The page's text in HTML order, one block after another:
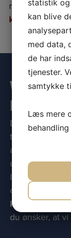
nærmere. Du
VI UDFØRER
BÅDE
Du kan trygt
arbejde af en
udfører alle
lige fra de helt
opgaver. Du er
kontakte os,
du ønsker, at
statistik
kan blive
med data,
de har
tjenester.
samtykke
Læs mere